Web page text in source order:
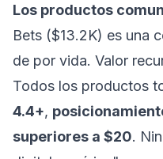
Los productos
Bets ($13.2K) es una
de por vida. Valor
Todos los productos
4.4+,
superiores a $20.